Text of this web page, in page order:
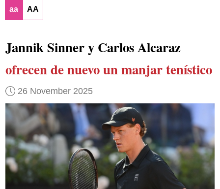
aa AA
Jannik Sinner y Carlos Alcaraz
ofrecen de nuevo un manjar tenístico
26 November 2025